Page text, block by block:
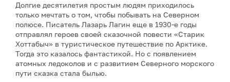
Долгие десятилетия простым людям приходилось
только мечтать о том, чтобы побывать на Северном
полюсе. Писатель Лазарь Лагин еще в 1930-е годы
отправлял героев своей сказочной повести «Старик
Хоттабыч» в туристическое путешествие по Арктике.
Тогда это казалось фантастикой. Но с появлением
атомных ледоколов и с развитием Северного морского
пути сказка стала былью.